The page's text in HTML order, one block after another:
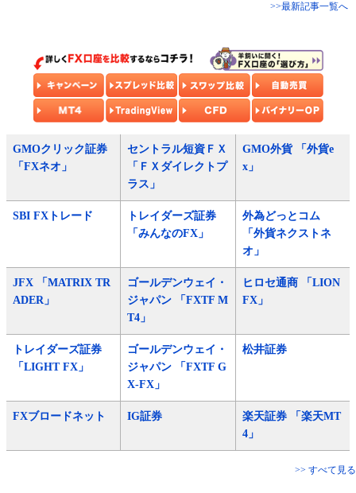
>>最新記事一覧へ
GMOクリック証券
「FXネオ」
セントラル短資ＦＸ
「ＦＸダイレクトプ
ラス」
GMO外貨 「外貨e
x」
SBI FXトレード
トレイダーズ証券
「みんなのFX」
外為どっとコム
「外貨ネクストネ
オ」
JFX 「MATRIX TR
ADER」
ゴールデンウェイ・
ジャパン 「FXTF M
T4」
ヒロセ通商 「LION
FX」
トレイダーズ証券
「LIGHT FX」
ゴールデンウェイ・
ジャパン 「FXTF G
X-FX」
松井証券
FXブロードネット IG証券
楽天証券 「楽天MT
4」
>> すべて見る